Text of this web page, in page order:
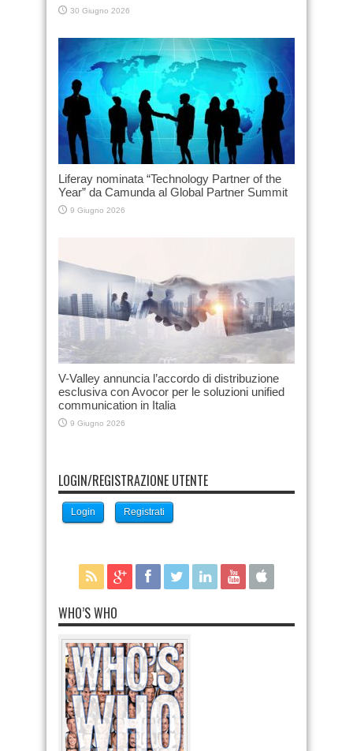
30 Giugno 2026
Liferay nominata “Technology Partner of the
Year” da Camunda al Global Partner Summit
9 Giugno 2026
V-Valley annuncia l’accordo di distribuzione
esclusiva con Avocor per le soluzioni unified
communication in Italia
9 Giugno 2026
LOGIN/REGISTRAZIONE UTENTE
Login Registrati
WHO’S WHO